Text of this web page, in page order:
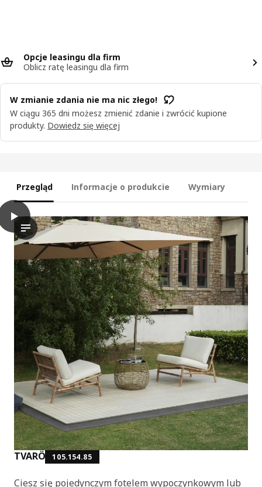
Opcje leasingu dla firm
Oblicz ratę leasingu dla firm
W zmianie zdania nie ma nic złego!
W ciągu 365 dni możesz zmienić zdanie i zwrócić kupione
produkty. Dowiedz się więcej
Przegląd Informacje o produkcie Wymiary
TVARÖ 105.154.85
Ciesz się pojedynczym fotelem wypoczynkowym lub
play
Film przedstawia demonstrację sekcji siedziska tvåröt do
TVARÖ Sekcja siedz sofy modułowej, ogr, brązowy